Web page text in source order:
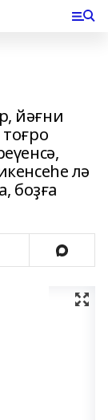
йәғни
лә
боҙға